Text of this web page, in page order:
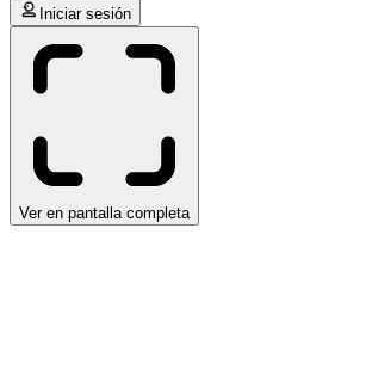
Iniciar sesión
Ver en pantalla completa